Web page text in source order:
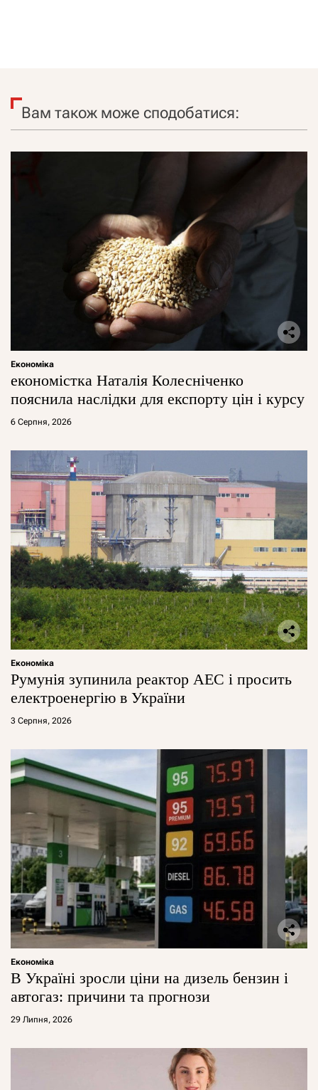
Вам також може сподобатися:
Економіка
економістка Наталія Колесніченко
пояснила наслідки для експорту цін і курсу
6 Серпня, 2026
Економіка
Румунія зупинила реактор АЕС і просить
електроенергію в України
3 Серпня, 2026
Економіка
В Україні зросли ціни на дизель бензин і
автогаз: причини та прогнози
29 Липня, 2026